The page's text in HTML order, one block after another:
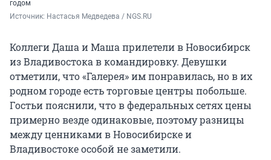
годом
Источник: Настасья Медведева / NGS.RU
Коллеги Даша и Маша прилетели в Новосибирск
из Владивостока в командировку. Девушки
отметили, что «Галерея» им понравилась, но в их
родном городе есть торговые центры побольше.
Гостьи пояснили, что в федеральных сетях цены
примерно везде одинаковые, поэтому разницы
между ценниками в Новосибирске и
Владивостоке особой не заметили.